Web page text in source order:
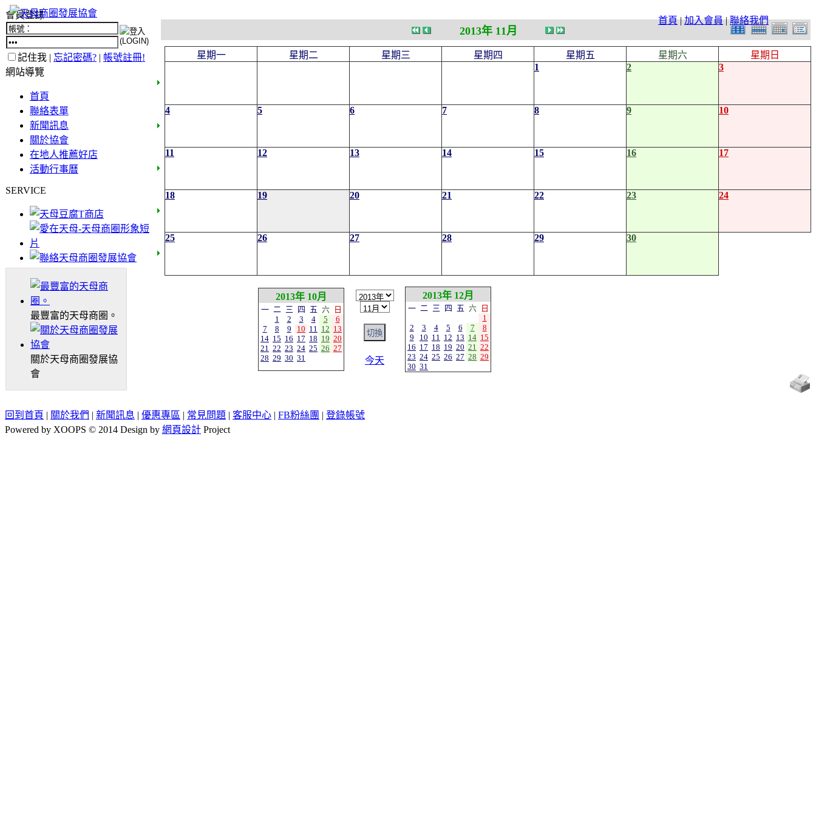
首頁|加入會員|聯絡我們
會員登錄
記住我 | 忘記密碼? | 帳號註冊!
網站導覽
首頁
聯絡表單
新聞訊息
關於協會
在地人推薦好店
活動行事曆
SERVICE
最豐富的天母商圈。
關於天母商圈發展協
會
2013年 11月
星期一 星期二 星期三 星期四 星期五 星期六
星期日
1
2 3
4 5 6 7 8 9 10
11 12 13 14 15 16 17
18 19 20 21 22 23 24
25 26 27 28 29 30
2013年 10月
一 二 三 四 五 六
日
1
2 3 4 5
6
7
8 9 10 11 12 13
14 15 16 17 18 19 20
21 22 23 24 25 26 27
28 29 30 31 今天
2013年 12月
一 二 三 四 五 六
日
1
2
3 4 5 6 7
8
9
10 11 12 13 14 15
16 17 18 19 20 21 22
23 24 25 26 27 28 29
30 31
回到首頁 | 關於我們 | 新聞訊息 | 優惠專區 | 常見問題 | 客服中心 | FB粉絲團 | 登錄帳號
Powered by XOOPS © 2014 Design by 網頁設計 Project